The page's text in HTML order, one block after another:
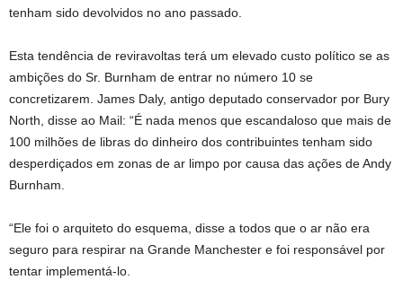
tenham sido devolvidos no ano passado.
Esta tendência de reviravoltas terá um elevado custo político se as
ambições do Sr. Burnham de entrar no número 10 se
concretizarem. James Daly, antigo deputado conservador por Bury
North, disse ao Mail: “É nada menos que escandaloso que mais de
100 milhões de libras do dinheiro dos contribuintes tenham sido
desperdiçados em zonas de ar limpo por causa das ações de Andy
Burnham.
“Ele foi o arquiteto do esquema, disse a todos que o ar não era
seguro para respirar na Grande Manchester e foi responsável por
tentar implementá-lo.